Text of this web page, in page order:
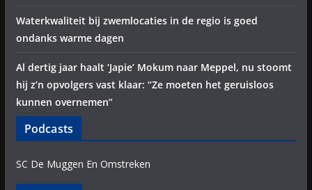
Waterkwaliteit bij zwemlocaties in de regio is goed
ondanks warme dagen
Al dertig jaar haalt ‘Japie’ Mokum naar Meppel, nu stoomt
hij z’n opvolgers vast klaar: “Ze moeten het geruisloos
kunnen overnemen”
Podcasts
SC De Muggen En Omstreken